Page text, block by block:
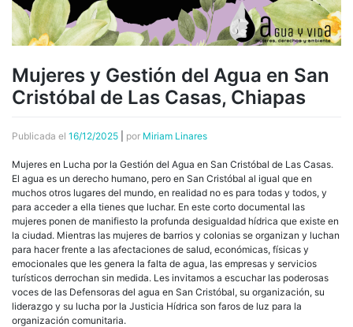
Mujeres y Gestión del Agua en San
Cristóbal de Las Casas, Chiapas
Publicada el 16/12/2025 por Miriam Linares
Mujeres en Lucha por la Gestión del Agua en San Cristóbal de Las Casas.
El agua es un derecho humano, pero en San Cristóbal al igual que en
muchos otros lugares del mundo, en realidad no es para todas y todos, y
para acceder a ella tienes que luchar. En este corto documental las
mujeres ponen de manifiesto la profunda desigualdad hídrica que existe en
la ciudad. Mientras las mujeres de barrios y colonias se organizan y luchan
para hacer frente a las afectaciones de salud, económicas, físicas y
emocionales que les genera la falta de agua, las empresas y servicios
turísticos derrochan sin medida. Les invitamos a escuchar las poderosas
voces de las Defensoras del agua en San Cristóbal, su organización, su
liderazgo y su lucha por la Justicia Hídrica son faros de luz para la
organización comunitaria.